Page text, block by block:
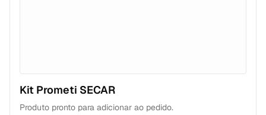
Kit Prometi SECAR
Produto pronto para adicionar ao pedido.